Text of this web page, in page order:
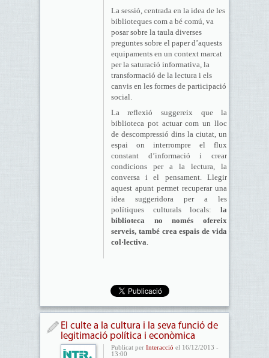
La sessió, centrada en la idea de les
biblioteques com a bé comú, va
posar sobre la taula diverses
preguntes sobre el paper d’aquests
equipaments en un context marcat
per la saturació informativa, la
transformació de la lectura i els
canvis en les formes de participació
social.
La reflexió suggereix que la
biblioteca pot actuar com un lloc
de descompressió dins la ciutat, un
espai on interrompre el flux
constant d’informació i crear
condicions per a la lectura, la
conversa i el pensament. Llegir
aquest apunt permet recuperar una
idea suggeridora per a les
polítiques culturals locals:la
biblioteca no només ofereix
serveis, també crea espais de vida
col·lectiva.
El culte a la cultura i la seva funció de
legitimació política i econòmica
Publicat per Interacció el 16/12/2013 -
13:00